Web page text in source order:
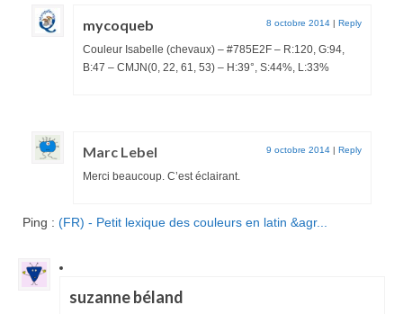
mycoqueb 8 octobre 2014 | Reply
Couleur Isabelle (chevaux) – #785E2F – R:120, G:94,
B:47 – CMJN(0, 22, 61, 53) – H:39°, S:44%, L:33%
Marc Lebel 9 octobre 2014 | Reply
Merci beaucoup. C’est éclairant.
Ping : (FR) - Petit lexique des couleurs en latin &agr...
suzanne béland